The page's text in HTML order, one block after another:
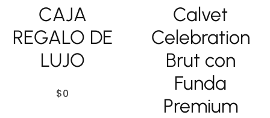
CAJA
REGALO DE
LUJO
$0
Calvet
Celebration
Brut con
Funda
Premium